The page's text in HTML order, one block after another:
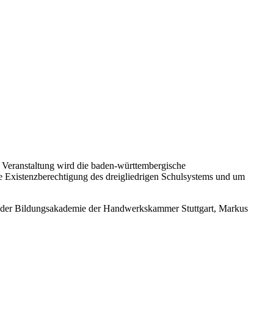
wird die baden-württembergische
des dreigliedrigen Schulsystems und um
Bildungsakademie der Handwerkskammer Stuttgart, Markus